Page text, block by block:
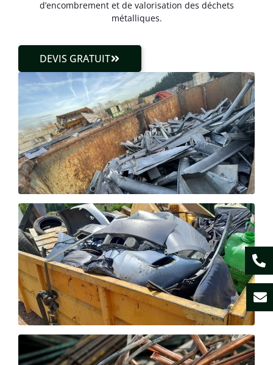
d’encombrement et de valorisation des déchets
métalliques.
DEVIS GRATUIT